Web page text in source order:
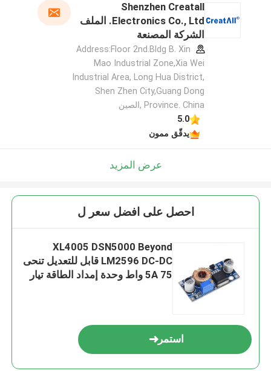
Shenzhen Creatall
Electronics Co., Ltd. الملف
الشركة المصنعة
Address:Floor 2nd.Bldg B. Xin
Mao Industrial Zone,Xia Wei
Industrial Area, Long Hua District,
Shen Zhen City,Guang Dong
Province. China ,الصين
5.0
يدقّق ممون
عرض المزيد
احصل على افضل سعر ل
XL4005 DSN5000 Beyond
LM2596 DC-DC قابل للتعديل تنحى
5A 75 واط وحدة إمداد الطاقة تيار
استمر